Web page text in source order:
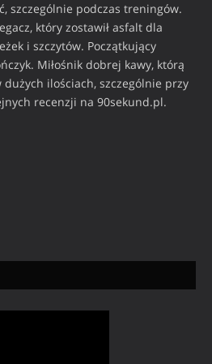
szczególnie podczas treningów.
który zostawił asfalt dla
i szczytów. Początkujący
Miłośnik dobrej kawy, którą
dużych ilościach, szczególnie przy
recenzji na 90sekund.pl.